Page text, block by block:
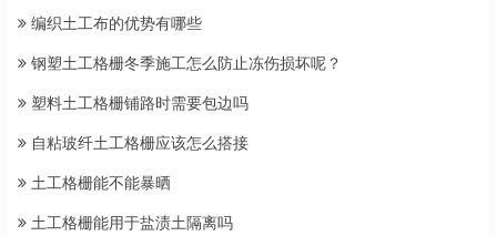
编织土工布的优势有哪些
钢塑土工格栅冬季施工怎么防止冻伤损坏呢？
塑料土工格栅铺路时需要包边吗
自粘玻纤土工格栅应该怎么搭接
土工格栅能不能暴晒
土工格栅能用于盐渍土隔离吗